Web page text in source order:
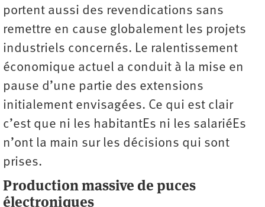
portent aussi des revendications sans
remettre en cause globalement les projets
industriels concernés. Le ralentissement
économique actuel a conduit à la mise en
pause d’une partie des extensions
initialement envisagées. Ce qui est clair
c’est que ni les habitantEs ni les salariéEs
n’ont la main sur les décisions qui sont
prises.
Production massive de puces
électroniques